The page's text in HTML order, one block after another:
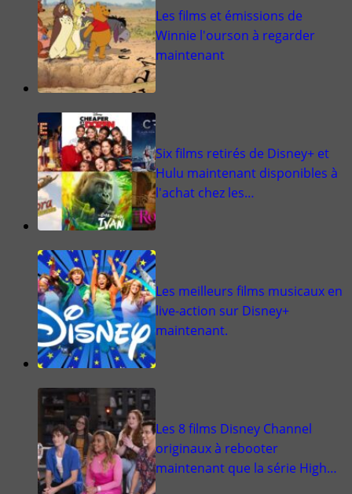
Les films et émissions de
Winnie l'ourson à regarder
maintenant
Six films retirés de Disney+ et
Hulu maintenant disponibles à
l'achat chez les…
Les meilleurs films musicaux en
live-action sur Disney+
maintenant.
Les 8 films Disney Channel
originaux à rebooter
maintenant que la série High…